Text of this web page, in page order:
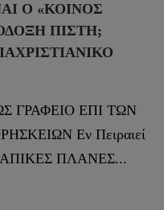
Ο «ΚΟΙΝΟΣ
ΠΙΣΤΗ;
ΓΡΑΦΕΙΟ ΕΠΙ ΤΩΝ
Εν Πειραιεί
ΠΛΑΝΕΣ...